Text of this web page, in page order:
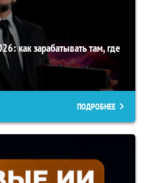
как зарабатывать там, где
ПОДРОБНЕЕ